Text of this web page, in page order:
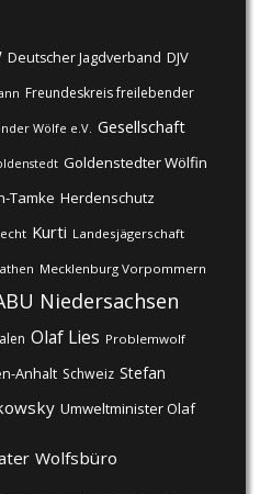
Deutscher Jagdverband DJV
Freundeskreis freilebender
Wölfe e.V. Gesellschaft
Goldenstedter Wölfin
Tamke Herdenschutz
Kurti Landesjägerschaft
Mecklenburg Vorpommern
Niedersachsen
Olaf Lies Problemwolf
Anhalt Schweiz Stefan
Umweltminister Olaf
Wolfsbüro